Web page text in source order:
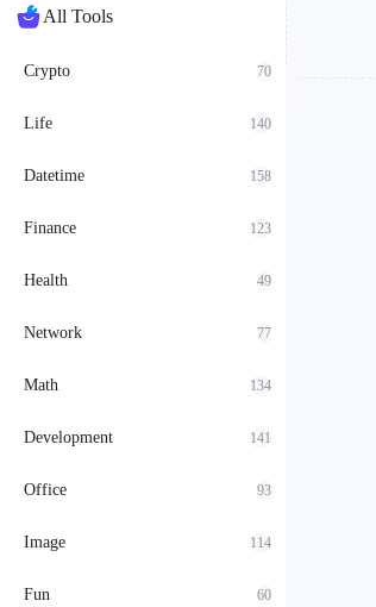
All Tools
Crypto 70
Life 140
Datetime 158
Finance 123
Health 49
Network 77
Math 134
Development 141
Office 93
Image 114
Fun 60